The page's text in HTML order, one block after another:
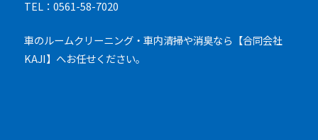
TEL：0561-58-7020
車のルームクリーニング・車内清掃や消臭なら【合同会社
KAJI】へお任せください。